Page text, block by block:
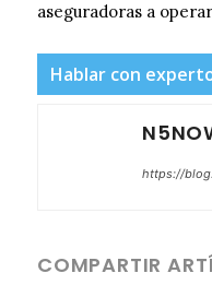
aseguradoras a
Hablar con
https://
COMPARTIR